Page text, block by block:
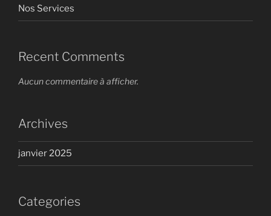
Nos Services
Recent Comments
Aucun commentaire à afficher.
Archives
janvier 2025
Categories